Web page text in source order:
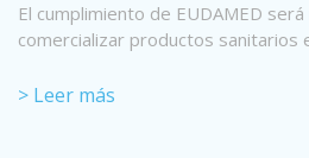
El cumplimiento de EUDAMED
comercializar productos sanitarios
> Leer más